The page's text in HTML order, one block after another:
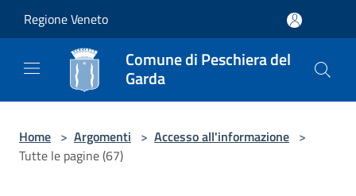
Regione Veneto
Comune di Peschiera del
Garda
Home > Argomenti > Accesso all'informazione >
Tutte le pagine (67)